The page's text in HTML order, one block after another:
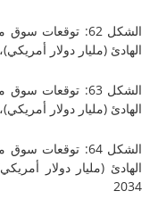
الشكل 62: توقعات سوق
دولار أمريكي)، حسب المبيعات
الشكل 63: توقعات سوق
دولار أمريكي)، حسب موردي
الشكل 64: توقعات سوق